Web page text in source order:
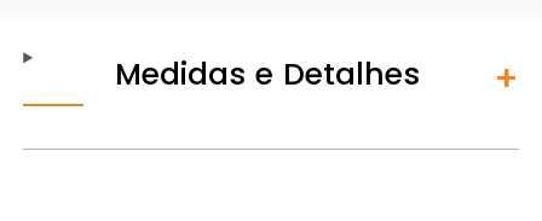
Medidas e Detalhes